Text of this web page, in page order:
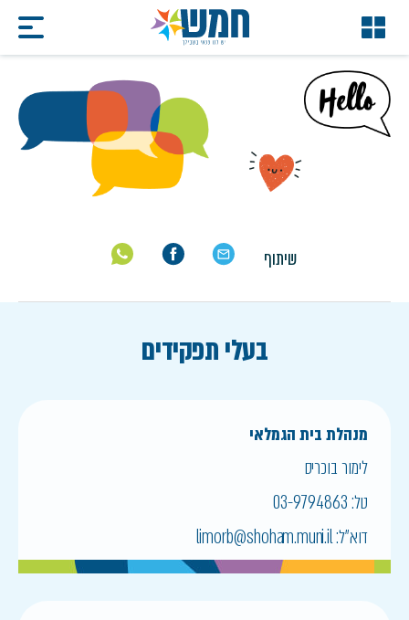
הגיל השלישי
הגיל השלישי
שיתוף
בעלי תפקידים
מנהלת בית הגמלאי
לימור בוכריס
טל:03-9794863
דוא״ל:limorb@shoham.muni.il